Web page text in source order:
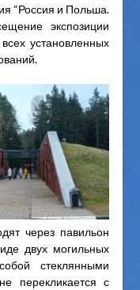
“Россия и Польша.
экспозиции
установленных
через павильон
двух могильных
стеклянными
перекликается с